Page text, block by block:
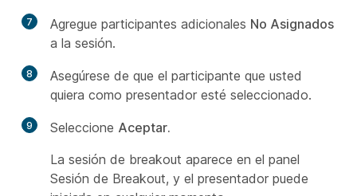
7 Agregue participantes adicionales No Asignados
a la sesión.
8
Asegúrese de que el participante que usted
quiera como presentador esté seleccionado.
9 Seleccione Aceptar.
La sesión de breakout aparece en el panel
Sesión de Breakout, y el presentador puede